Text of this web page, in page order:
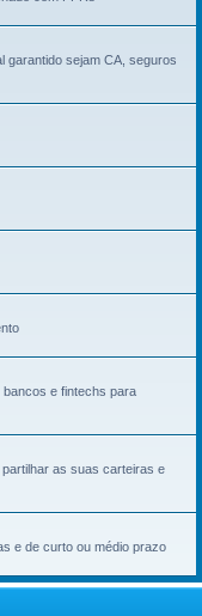
garantido sejam CA, seguros
e fintechs para
as suas carteiras e
e de curto ou médio prazo